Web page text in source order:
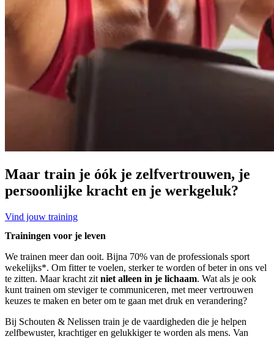
Maar train je óók je zelfvertrouwen, je
persoonlijke kracht en je werkgeluk?
Vind jouw training
Trainingen voor je leven
We trainen meer dan ooit. Bijna 70% van de professionals sport
wekelijks*. Om fitter te voelen, sterker te worden of beter in ons vel
te zitten. Maar kracht zitniet alleen in je lichaam. Wat als je ook
kunt trainen om steviger te communiceren, met meer vertrouwen
keuzes te maken en beter om te gaan met druk en verandering?
Bij Schouten & Nelissen train je de vaardigheden die je helpen
zelfbewuster, krachtiger en gelukkiger te worden als mens. Van